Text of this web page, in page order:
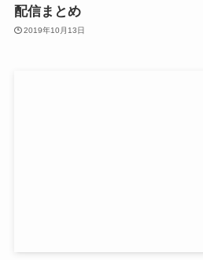
配信まとめ
2019年10月13日